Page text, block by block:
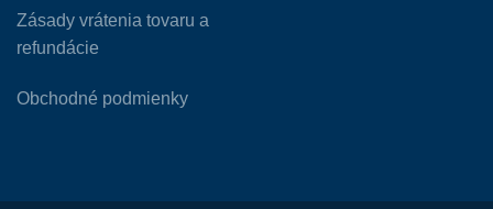
Zásady vrátenia tovaru a
refundácie
Obchodné podmienky